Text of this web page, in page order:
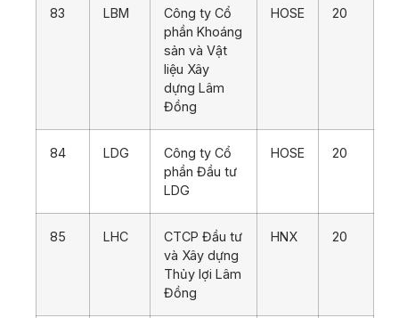
83 LBM
Công ty Cổ
phần Khoáng
sản và Vật
liệu Xây
dựng Lâm
Đồng
HOSE 20
84 LDG
Công ty Cổ
phần Đầu tư
LDG
HOSE 20
85 LHC
CTCP Đầu tư
và Xây dựng
Thủy lợi Lâm
Đồng
HNX 20